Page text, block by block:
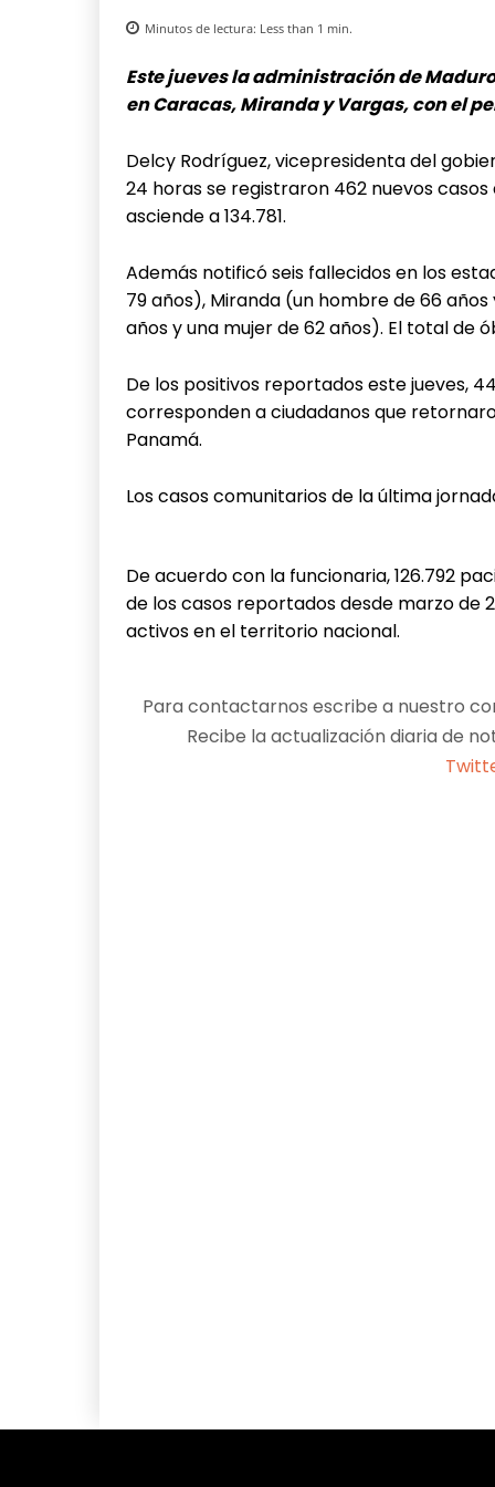
Minutos de lectura: Less than 1 min.
Este jueves la administración de
en Caracas, Miranda y Vargas, con el
Delcy Rodríguez, vicepresidenta del
24 horas se registraron 462 nuevos
asciende a 134.781.
Además notificó seis fallecidos en los
79 años), Miranda (un hombre de 66
años y una mujer de 62 años). El total de
De los positivos reportados este jueves,
corresponden a ciudadanos que
Panamá.
Los casos comunitarios de la última
De acuerdo con la funcionaria, 126.792
de los casos reportados desde marzo de
activos en el territorio nacional.
Para contactarnos escribe a nuestro
Recibe la actualización diaria de